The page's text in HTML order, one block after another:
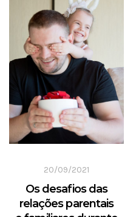
20/09/2021
Os desafios das
relações parentais